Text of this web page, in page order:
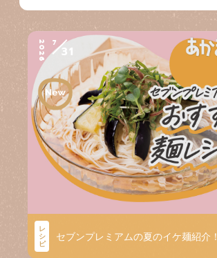
2026 7
31
レ
シ
ピ
セブンプレミアムの夏のイケ麺紹介！